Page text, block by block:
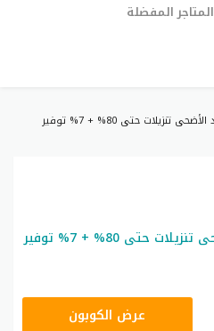
المتاجر المفضلة
رمز ترويجي BELUAR عيد الأضحى تنزيلات حتى 80% + 7% توفير
رمز ترويجي Beluar عيد الأضحى تنزيلات حتى 80% + 7% توفير
عرض الكوبون